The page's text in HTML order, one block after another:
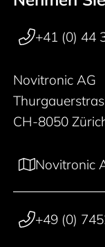
+41 (0) 44
Novitronic AG
CH-8050
Novitronic
+49 (0)